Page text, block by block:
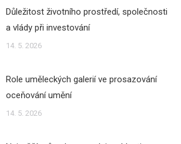
Důležitost životního prostředí, společnosti
a vlády při investování
14. 5. 2026
Role uměleckých galerií ve prosazování
oceňování umění
14. 5. 2026